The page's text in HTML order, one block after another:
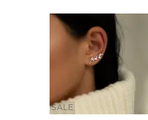
SALE